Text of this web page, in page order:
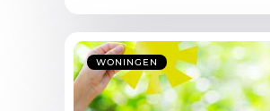
WONINGEN